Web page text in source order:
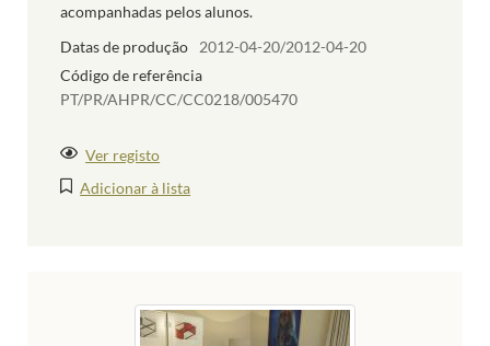
acompanhadas pelos alunos.
Datas de produção
2012-04-20/2012-04-20
Código de referência
PT/PR/AHPR/CC/CC0218/005470
Ver registo
Adicionar à lista